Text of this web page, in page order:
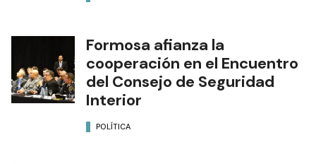
Formosa afianza la
cooperación en el Encuentro
del Consejo de Seguridad
Interior
POLÍTICA